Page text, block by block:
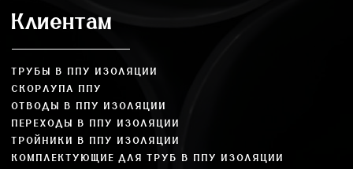
Клиентам
ТРУБЫ В ППУ ИЗОЛЯЦИИ
СКОРЛУПА ППУ
ОТВОДЫ В ППУ ИЗОЛЯЦИИ
ПЕРЕХОДЫ В ППУ ИЗОЛЯЦИИ
ТРОЙНИКИ В ППУ ИЗОЛЯЦИИ
КОМПЛЕКТУЮЩИЕ ДЛЯ ТРУБ В ППУ ИЗОЛЯЦИИ